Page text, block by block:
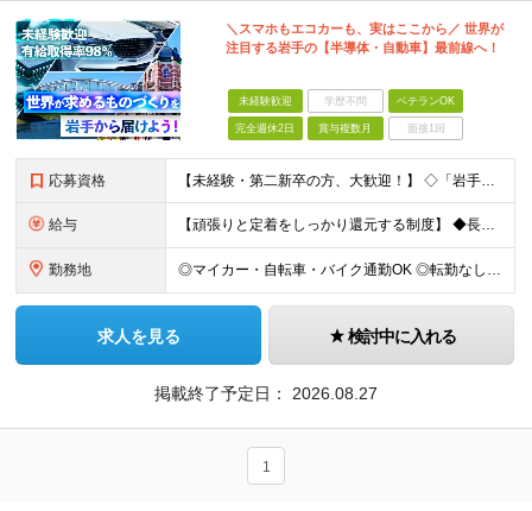
＼スマホもエコカーも、実はここから／ 世界が
注目する岩手の【半導体・自動車】最前線へ！
未経験歓迎 学歴不問 ベテランOK
完全週休2日 賞与複数月 面接1回
応募資格 【未経験・第二新卒の方、大歓迎！】 ◇「岩手で安定して働きたい」というお人柄や意欲を重視した採用 ◇高卒以上 ＜こんな方を歓迎します！＞ ・岩手県で腰を据えて、長く安定して働きたい方 ・車や機械、最
給与 【頑張りと定着をしっかり還元する制度】 ◆長く働くほど嬉しい！「永年勤続表彰」 腰を据えて長く活躍してくださる方へ、感謝を込めて表彰を行っています。 ◎勤続10年：金品10万円 ＋ 慰労休暇3日間 ◎
勤務地 ◎マイカー・自転車・バイク通勤OK ◎転勤なし ★岩手県内のプロジェクト先での勤務となります。 ※盛岡オフィス：岩手県盛岡市盛岡駅前通8-17 明治安田生命盛岡駅前ビル6F (変更の範囲)上記を
求人を見る 検討中に入れる
掲載終了予定日： 2026.08.27
1